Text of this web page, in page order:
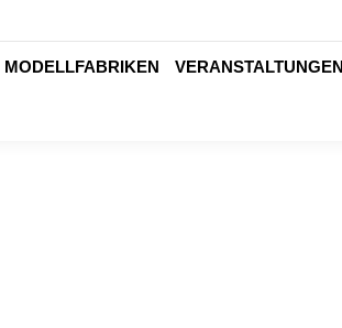
MODELLFABRIKEN VERANSTALTUNGEN